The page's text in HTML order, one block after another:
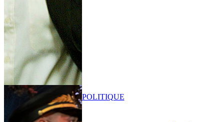
POLITIQUE